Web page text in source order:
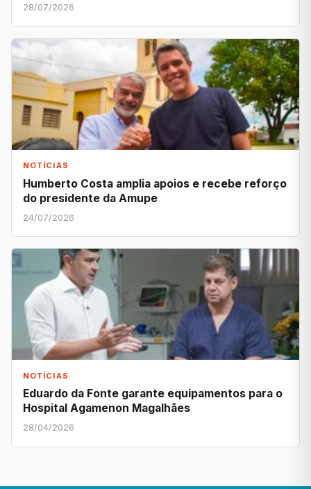
28/07/2026
NOTÍCIAS
Humberto Costa amplia apoios e recebe reforço
do presidente da Amupe
24/07/2026
NOTÍCIAS
Eduardo da Fonte garante equipamentos para o
Hospital Agamenon Magalhães
28/04/2026